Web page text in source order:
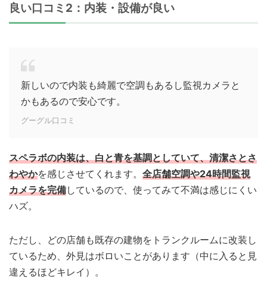
良い口コミ2：内装・設備が良い
新しいので内装も綺麗で空調もあるし監視カメラと
かもあるので安心です。
グーグル口コミ
スペラボの内装は、白と青を基調としていて、清潔さとさ
わやかを感じさせてくれます。 全店舗空調や24時間監視
カメラを完備しているので、使ってみて不満は感じにくい
ハズ。
ただし、どの店舗も既存の建物をトランクルームに改装し
ているため、外見はボロいことがあります（中に入ると見
違えるほどキレイ）。